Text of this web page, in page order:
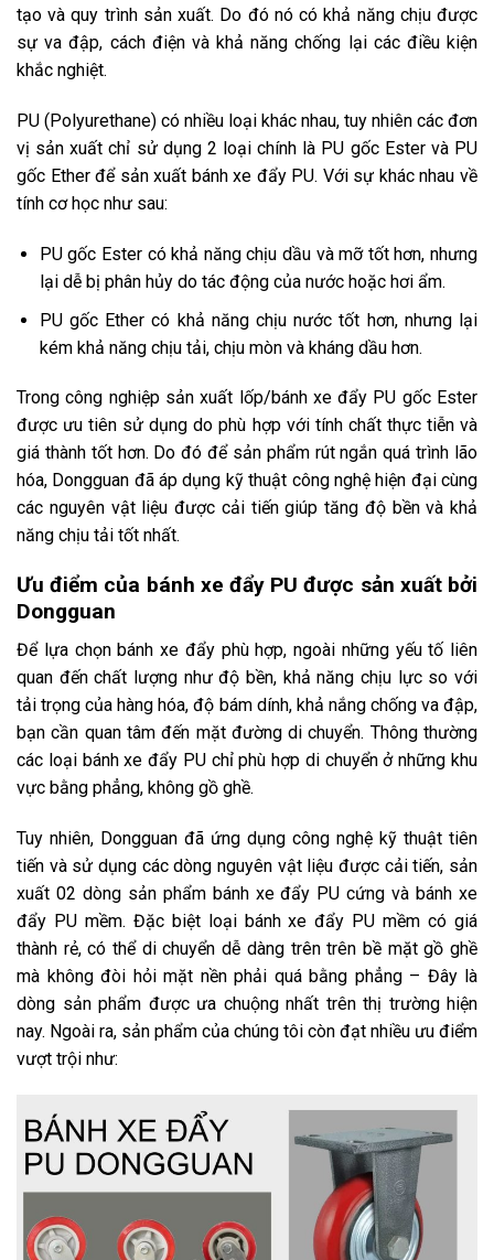
tạo và quy trình sản xuất. Do đó nó có khả năng chịu được
sự va đập, cách điện và khả năng chống lại các điều kiện
khắc nghiệt.
PU (Polyurethane) có nhiều loại khác nhau, tuy nhiên các đơn
vị sản xuất chỉ sử dụng 2 loại chính là PU gốc Ester và PU
gốc Ether để sản xuất bánh xe đẩy PU. Với sự khác nhau về
tính cơ học như sau:
PU gốc Ester có khả năng chịu dầu và mỡ tốt hơn, nhưng
lại dễ bị phân hủy do tác động của nước hoặc hơi ẩm.
PU gốc Ether có khả năng chịu nước tốt hơn, nhưng lại
kém khả năng chịu tải, chịu mòn và kháng dầu hơn.
Trong công nghiệp sản xuất lốp/bánh xe đẩy PU gốc Ester
được ưu tiên sử dụng do phù hợp với tính chất thực tiễn và
giá thành tốt hơn. Do đó để sản phẩm rút ngắn quá trình lão
hóa, Dongguan đã áp dụng kỹ thuật công nghệ hiện đại cùng
các nguyên vật liệu được cải tiến giúp tăng độ bền và khả
năng chịu tải tốt nhất.
Ưu điểm của bánh xe đẩy PU được sản xuất bởi
Dongguan
Để lựa chọn bánh xe đẩy phù hợp, ngoài những yếu tố liên
quan đến chất lượng như độ bền, khả năng chịu lực so với
tải trọng của hàng hóa, độ bám dính, khả nắng chống va đập,
bạn cần quan tâm đến mặt đường di chuyển. Thông thường
các loại bánh xe đẩy PU chỉ phù hợp di chuyển ở những khu
vực bằng phẳng, không gồ ghề.
Tuy nhiên, Dongguan đã ứng dụng công nghệ kỹ thuật tiên
tiến và sử dụng các dòng nguyên vật liệu được cải tiến, sản
xuất 02 dòng sản phẩm bánh xe đẩy PU cứng và bánh xe
đẩy PU mềm. Đặc biệt loại bánh xe đẩy PU mềm có giá
thành rẻ, có thể di chuyển dễ dàng trên trên bề mặt gồ ghề
mà không đòi hỏi mặt nền phải quá bằng phẳng – Đây là
dòng sản phẩm được ưa chuộng nhất trên thị trường hiện
nay. Ngoài ra, sản phẩm của chúng tôi còn đạt nhiều ưu điểm
vượt trội như: